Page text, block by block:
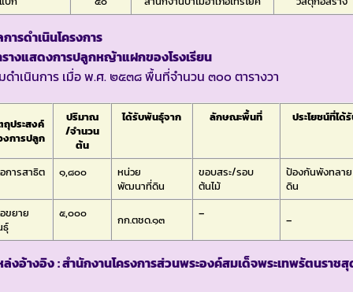
ารดำเนินโครงการ
างแสดงการปลูกหญ้าแฝกของโรงเรียน
ดำเนินการ เมื่อ พ.ศ. ๒๕๓๘ พื้นที่จำนวน ๓๐๐ ตารางวา
ถุประสงค์
งการปลูก
ปริมาณ
/จำนวน
ต้น
ได้รับพันธุ์จาก ลักษณะพื้นที่ ประโยชน์ที่ได้
การสาธิต ๑,๘๐๐
หน่วย
พัฒนาที่ดิน
ขอบสระ/รอบ
ต้นไม้
ป้องกันพังทลาย
ดิน
ขยาย
ธุ์
๕,๐๐๐ กก.ตชด.๑๓ – –
งอ้างอิง: สำนักงานโครงการส่วนพระองค์สมเด็จพระเทพรัตนราชสุ